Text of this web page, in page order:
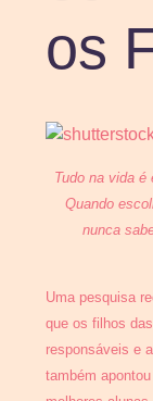
os
Tudo na vida é
Quando
nunca
Uma pesquisa
que os filhos
responsáveis e
também